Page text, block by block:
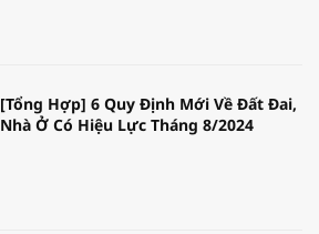
[Tổng Hợp] 6 Quy Định Mới Về Đất Đai,
Nhà Ở Có Hiệu Lực Tháng 8/2024